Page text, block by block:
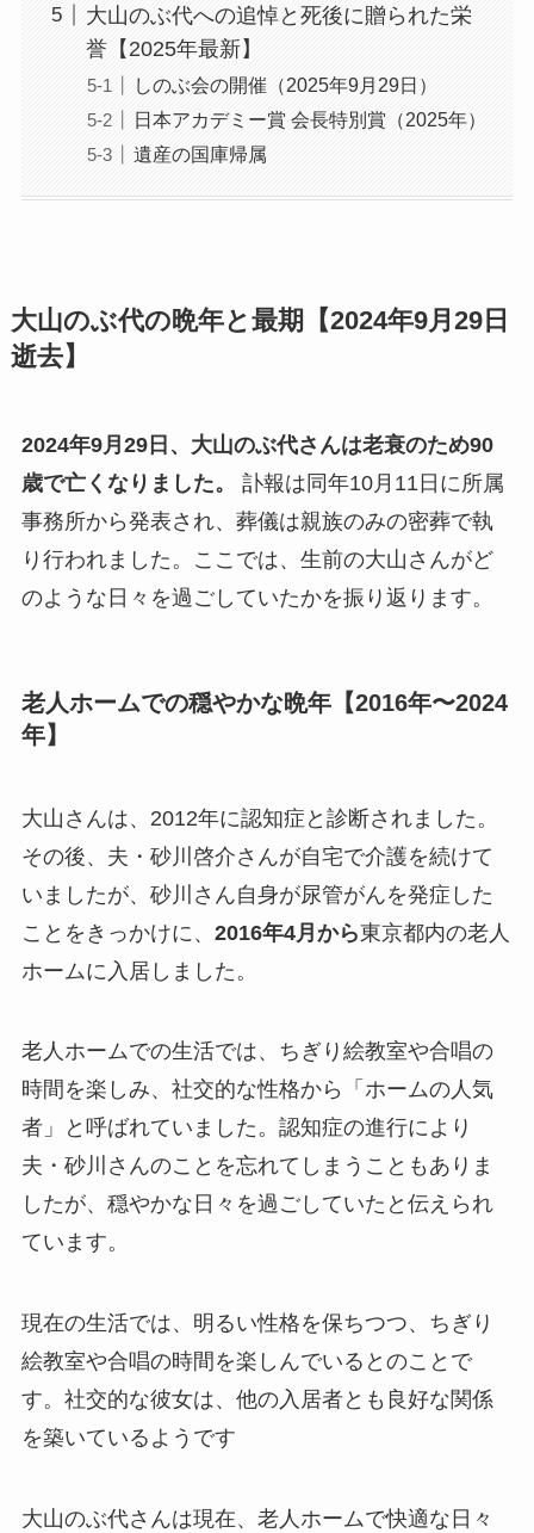
大山のぶ代への追悼と死後に贈られた栄
誉【2025年最新】
しのぶ会の開催（2025年9月29日）
日本アカデミー賞 会長特別賞（2025年）
遺産の国庫帰属
大山のぶ代の晩年と最期【2024年9月29日
逝去】
2024年9月29日、大山のぶ代さんは老衰のため90
歳で亡くなりました。
訃報は同年10月11日に所属
事務所から発表され、葬儀は親族のみの密葬で執
り行われました。ここでは、生前の大山さんがど
のような日々を過ごしていたかを振り返ります。
老人ホームでの穏やかな晩年【2016年〜2024
年】
大山さんは、2012年に認知症と診断されました。
その後、夫・砂川啓介さんが自宅で介護を続けて
いましたが、砂川さん自身が尿管がんを発症した
ことをきっかけに、 2016年4月から東京都内の老人
ホームに入居しました。
老人ホームでの生活では、ちぎり絵教室や合唱の
時間を楽しみ、社交的な性格から「ホームの人気
者」と呼ばれていました。認知症の進行により
夫・砂川さんのことを忘れてしまうこともありま
したが、穏やかな日々を過ごしていたと伝えられ
ています。
現在の生活では、明るい性格を保ちつつ、ちぎり
絵教室や合唱の時間を楽しんでいるとのことで
す。社交的な彼女は、他の入居者とも良好な関係
を築いているようです
大山のぶ代さんは現在、老人ホームで快適な日々